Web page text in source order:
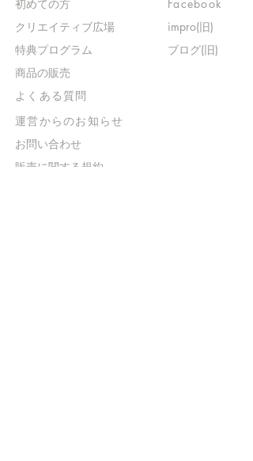
初めての方
​クリエイティブ広場
​特典プログラム
​商品の販売
よくある質問
Facebook
impro(旧)​
ブログ(旧)
​運営からのお知らせ
お問い合わせ
​販売に関する規約